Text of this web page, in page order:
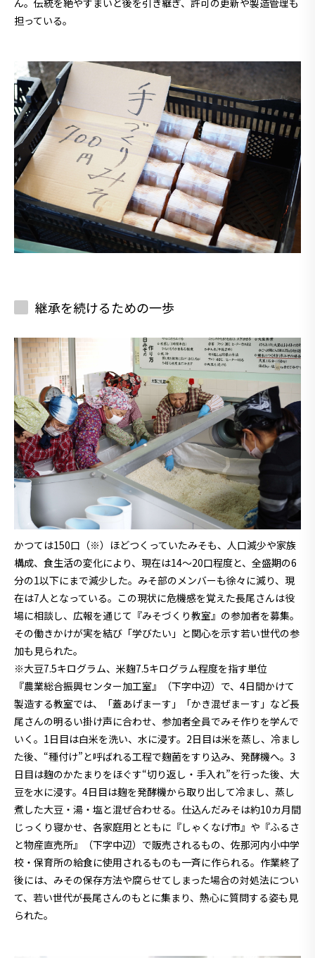
担っている。
継承を続けるための一歩
かつては150口（※）ほどつくっていたみそも、人口減少や家族
構成、食生活の変化により、現在は14〜20口程度と、全盛期の6
分の1以下にまで減少した。みそ部のメンバーも徐々に減り、現
在は7人となっている。この現状に危機感を覚えた長尾さんは役
場に相談し、広報を通じて『みそづくり教室』の参加者を募集。
その働きかけが実を結び「学びたい」と関心を示す若い世代の参
加も見られた。
※大豆7.5キログラム、米麹7.5キログラム程度を指す単位
『農業総合振興センター加工室』（下字中辺）で、4日間かけて
製造する教室では、「蓋あげまーす」「かき混ぜまーす」など長
尾さんの明るい掛け声に合わせ、参加者全員でみそ作りを学んで
いく。1日目は白米を洗い、水に浸す。2日目は米を蒸し、冷まし
た後、“種付け”と呼ばれる工程で麹菌をすり込み、発酵機へ。3
日目は麹のかたまりをほぐす“切り返し・手入れ”を行った後、大
豆を水に浸す。4日目は麹を発酵機から取り出して冷まし、蒸し
煮した大豆・湯・塩と混ぜ合わせる。仕込んだみそは約10カ月間
じっくり寝かせ、各家庭用とともに『しゃくなげ市』や『ふるさ
と物産直売所』（下字中辺）で販売されるもの、佐那河内小中学
校・保育所の給食に使用されるものも一斉に作られる。作業終了
後には、みその保存方法や腐らせてしまった場合の対処法につい
て、若い世代が長尾さんのもとに集まり、熱心に質問する姿も見
られた。